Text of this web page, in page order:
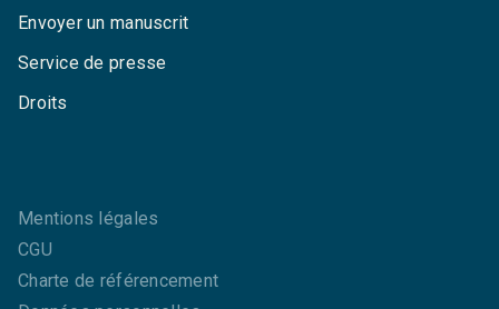
Envoyer un manuscrit
Service de presse
Droits
Mentions légales
CGU
Charte de référencement